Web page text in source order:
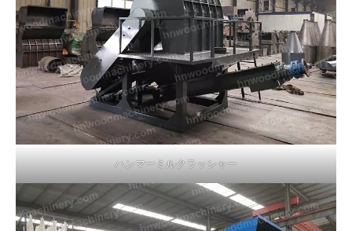
ハンマーミルクラッシャー